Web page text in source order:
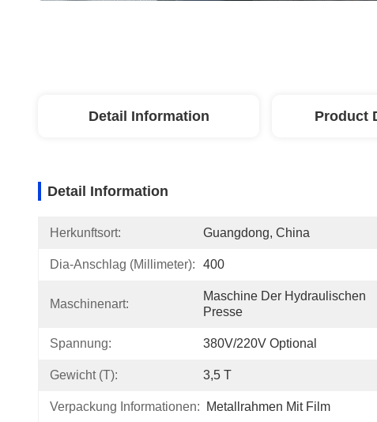
Detail Information Product
Detail Information
Herkunftsort: Guangdong, China
Dia-Anschlag (Millimeter): 400
Maschinenart:
Maschine Der Hydraulischen
Presse
Spannung: 380V/220V Optional
Gewicht (T): 3,5 T
Verpackung Informationen: Metallrahmen Mit Film